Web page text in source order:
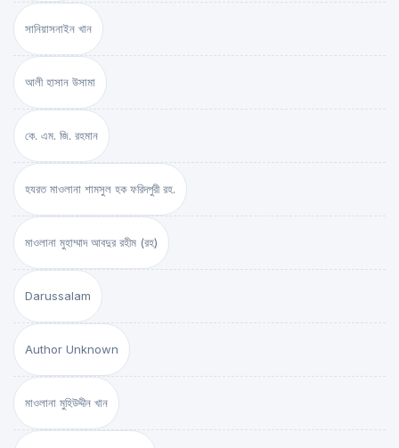
সানিয়াসনাইন খান
আলী হাসান উসামা
কে. এম. জি. রহমান
হযরত মাওলানা শামসুল হক ফরিদপুরী রহ.
মাওলানা মুহাম্মাদ আবদুর রহীম (রহ)
Darussalam
Author Unknown
মাওলানা মুহিউদ্দীন খান